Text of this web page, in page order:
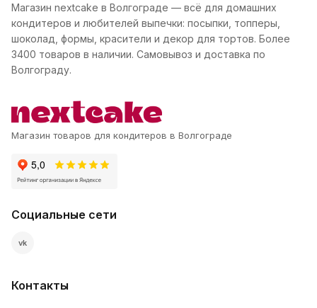
Магазин nextcake в Волгограде — всё для домашних
кондитеров и любителей выпечки: посыпки, топперы,
шоколад, формы, красители и декор для тортов. Более
3400 товаров в наличии. Самовывоз и доставка по
Волгограду.
Магазин товаров для кондитеров в Волгограде
Социальные сети
vk
Контакты